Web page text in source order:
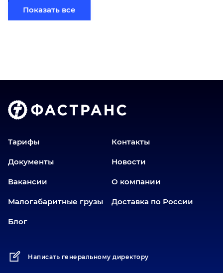
Березники
Бийск
Волгоград
Донецк
Еманжелинск
Заводоуковск
Златоуст
Иваново
Казань
Показать все
Тарифы Контакты
Документы Новости
Вакансии О компании
Малогабаритные грузы Доставка по России
Блог
Написать генеральному директору